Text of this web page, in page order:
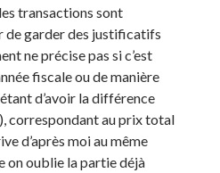
transactions sont
de garder des justificatifs
ne précise pas si c’est
fiscale ou de manière
d’avoir la différence
correspondant au prix total
d’après moi au même
on oublie la partie déjà